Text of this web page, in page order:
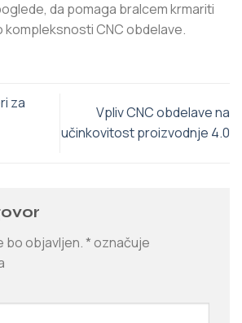
da pomaga bralcem krmariti
kompleksnosti CNC obdelave.
za
Vpliv CNC obdelave na
učinkovitost proizvodnje 4.0
bo objavljen.*označuje